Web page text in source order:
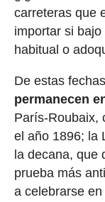
carreteras que
importar si
habitual o
De estas fechas
permanecen
París-Roubaix,
el año 1896; la
la decana, que
prueba más
a celebrarse